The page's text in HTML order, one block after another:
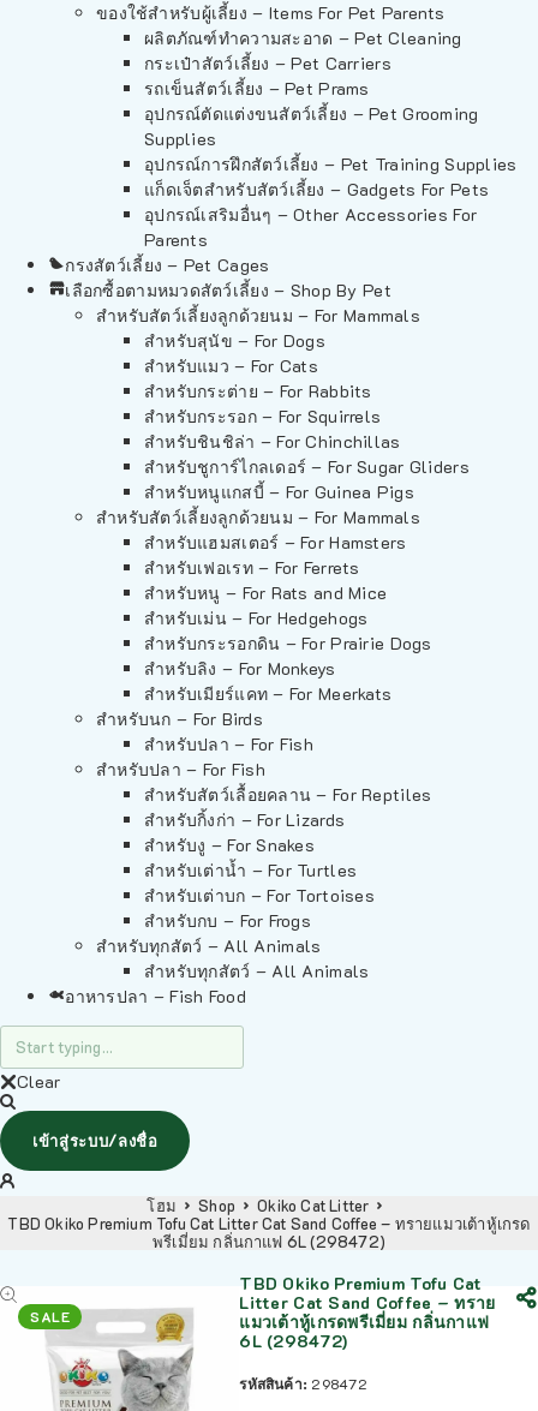
ของใช้สำหรับผู้เลี้ยง – Items For Pet Parents
ผลิตภัณฑ์ทำความสะอาด – Pet Cleaning
กระเป๋าสัตว์เลี้ยง – Pet Carriers
รถเข็นสัตว์เลี้ยง – Pet Prams
อุปกรณ์ตัดแต่งขนสัตว์เลี้ยง – Pet Grooming
Supplies
อุปกรณ์การฝึกสัตว์เลี้ยง – Pet Training Supplies
แก็ดเจ็ตสำหรับสัตว์เลี้ยง – Gadgets For Pets
อุปกรณ์เสริมอื่นๆ – Other Accessories For
Parents
กรงสัตว์เลี้ยง – Pet Cages
เลือกซื้อตามหมวดสัตว์เลี้ยง – Shop By Pet
สำหรับสัตว์เลี้ยงลูกด้วยนม – For Mammals
สำหรับสุนัข – For Dogs
สำหรับแมว – For Cats
สำหรับกระต่าย – For Rabbits
สำหรับกระรอก – For Squirrels
สำหรับชินชิล่า – For Chinchillas
สำหรับชูการ์ไกลเดอร์ – For Sugar Gliders
สำหรับหนูแกสบี้ – For Guinea Pigs
สำหรับสัตว์เลี้ยงลูกด้วยนม – For Mammals
สำหรับแฮมสเตอร์ – For Hamsters
สำหรับเฟอเรท – For Ferrets
สำหรับหนู – For Rats and Mice
สำหรับเม่น – For Hedgehogs
สำหรับกระรอกดิน – For Prairie Dogs
สำหรับลิง – For Monkeys
สำหรับเมียร์แคท – For Meerkats
สำหรับนก – For Birds
สำหรับปลา – For Fish
สำหรับปลา – For Fish
สำหรับสัตว์เลื้อยคลาน – For Reptiles
สำหรับกิ้งก่า – For Lizards
สำหรับงู – For Snakes
สำหรับเต่าน้ำ – For Turtles
สำหรับเต่าบก – For Tortoises
สำหรับกบ – For Frogs
สำหรับทุกสัตว์ – All Animals
สำหรับทุกสัตว์ – All Animals
อาหารปลา – Fish Food
Clear
เข้าสู่ระบบ/ลงชื่อ
โฮม Shop
Okiko Cat Litter
TBD Okiko Premium Tofu Cat Litter Cat Sand Coffee – ทรายแมวเต้าหู้เกรด
พรีเมี่ยม กลิ่นกาแฟ 6L (298472)
SALE
TBD Okiko Premium Tofu Cat
Litter Cat Sand Coffee – ทราย
แมวเต้าหู้เกรดพรีเมี่ยม กลิ่นกาแฟ
6L (298472)
รหัสสินค้า: 298472